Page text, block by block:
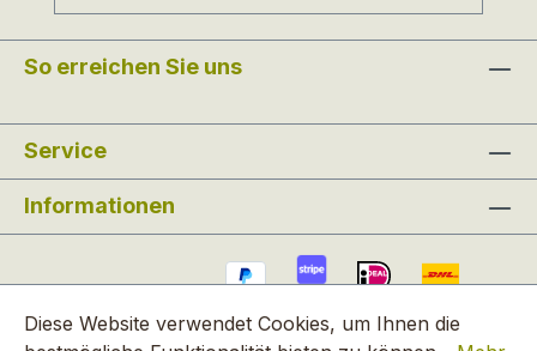
So erreichen Sie uns
Service
Informationen
Diese Website verwendet Cookies, um Ihnen die